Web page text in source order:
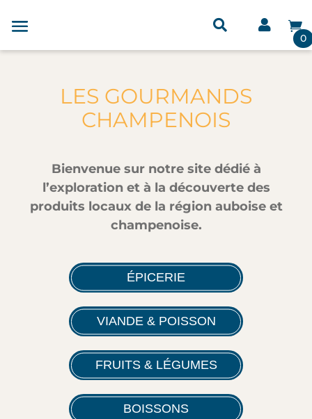

0


LES GOURMANDS
CHAMPENOIS
Bienvenue sur notre site dédié à
l’exploration et à la découverte des
produits locaux de la région auboise et
champenoise.
ÉPICERIE
VIANDE & POISSON
FRUITS & LÉGUMES
BOISSONS